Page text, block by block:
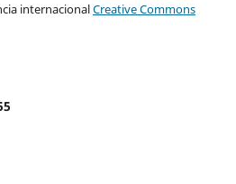
internacionalCreative Commons